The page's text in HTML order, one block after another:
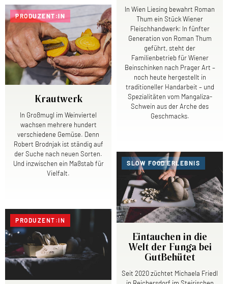
In Wien Liesing bewahrt Roman
Thum ein Stück Wiener
Fleischhandwerk: In fünfter
Generation von Roman Thum
geführt, steht der
Familienbetrieb für Wiener
Beinschinken nach Prager Art –
noch heute hergestellt in
traditioneller Handarbeit – und
Spezialitäten vom Mangaliza-
Schwein aus der Arche des
Geschmacks.
PRODUZENT:IN
Krautwerk
In Großmugl im Weinviertel
wachsen mehrere hundert
verschiedene Gemüse. Denn
Robert Brodnjak ist ständig auf
der Suche nach neuen Sorten.
Und inzwischen ein Maßstab für
Vielfalt.
SLOW FOOD ERLEBNIS
Eintauchen in die
Welt der Funga bei
GutBehütet
Seit 2020 züchtet Michaela Friedl
PRODUZENT:IN